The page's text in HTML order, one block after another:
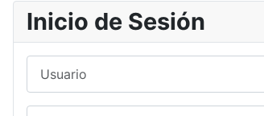
Inicio de Sesión